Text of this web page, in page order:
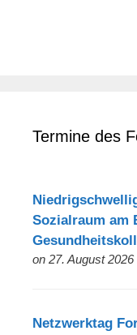
Termine des
Sozialraum am
on 27. August 2026
Netzwerktag